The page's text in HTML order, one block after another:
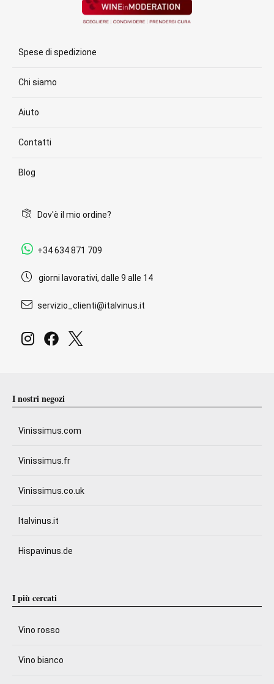
Spese di spedizione
Chi siamo
Aiuto
Contatti
Blog
Dov'è il mio ordine?
+34 634 871 709
giorni lavorativi, dalle 9 alle 14
servizio_clienti@italvinus.it
I nostri negozi
Vinissimus.com
Vinissimus.fr
Vinissimus.co.uk
Italvinus.it
Hispavinus.de
I più cercati
Vino rosso
Vino bianco